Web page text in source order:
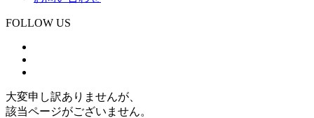
FOLLOW US
大変申し訳ありませんが、
該当ページがございません。